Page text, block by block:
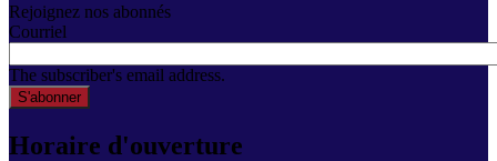
Rejoignez nos abonnés
Courriel
The subscriber's email address.
Horaire d'ouverture